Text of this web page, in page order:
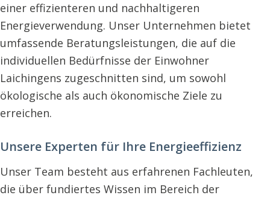
einer effizienteren und nachhaltigeren
Energieverwendung. Unser Unternehmen bietet
umfassende Beratungsleistungen, die auf die
individuellen Bedürfnisse der Einwohner
Laichingens zugeschnitten sind, um sowohl
ökologische als auch ökonomische Ziele zu
erreichen.
Unsere Experten für Ihre Energieeffizienz
Unser Team besteht aus erfahrenen Fachleuten,
die über fundiertes Wissen im Bereich der